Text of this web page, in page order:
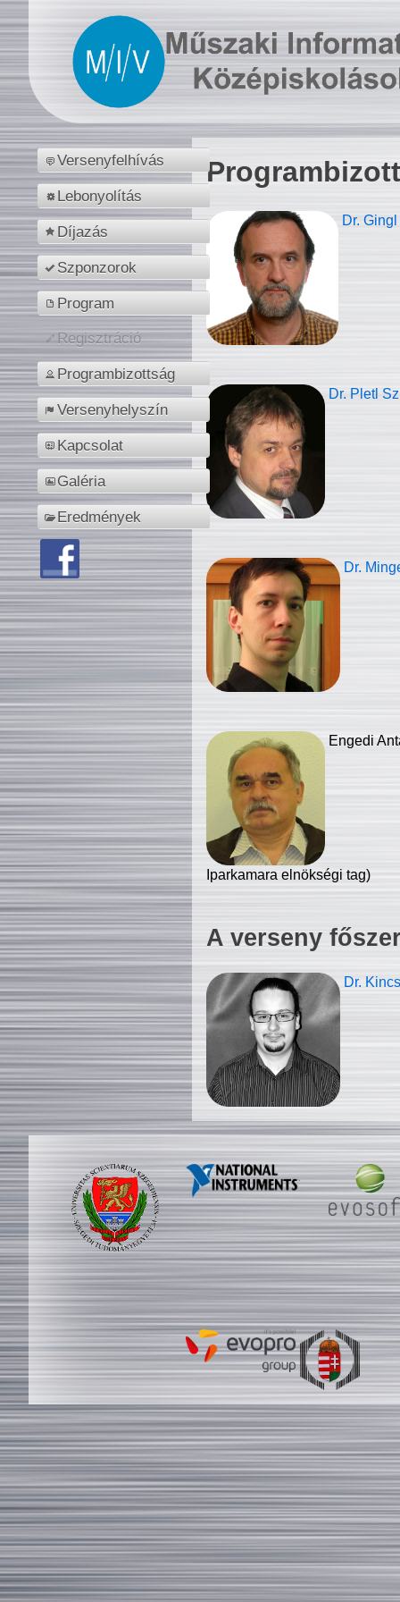
Versenyfelhívás
Lebonyolítás
Díjazás
Szponzorok
Program
Regisztráció
Programbizottság
Versenyhelyszín
Kapcsolat
Galéria
Eredmények
Dr.
Dr. Pletl
Dr.
Engedi
Iparkamara elnökségi tag)
A verseny
Dr.